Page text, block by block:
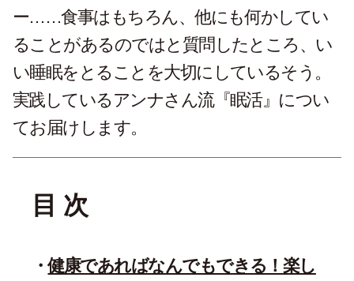
ー……食事はもちろん、他にも何かしてい
ることがあるのではと質問したところ、い
い睡眠をとることを大切にしているそう。
実践しているアンナさん流『眠活』につい
てお届けします。
目 次
健康であればなんでもできる！楽し